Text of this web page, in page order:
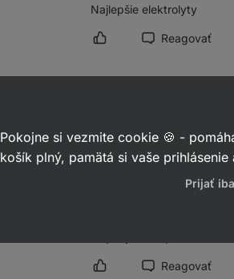
Najlepšie elektrolyty
Označiť recenziu ako
Reagovať
ID: Rbd8f67724743f646
Označiť recenziu ako
Reagovať
Pokojne si vezmite cookie 🍪 -
košík plný, pamätá si vaše
Prijať